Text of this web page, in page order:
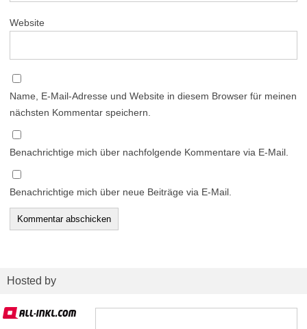
Website
Name, E-Mail-Adresse und Website in diesem Browser für meinen
nächsten Kommentar speichern.
Benachrichtige mich über nachfolgende Kommentare via E-Mail.
Benachrichtige mich über neue Beiträge via E-Mail.
Hosted by
Suchen